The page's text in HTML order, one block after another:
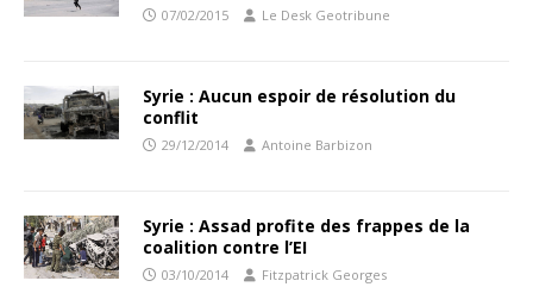
07/02/2015 Le Desk Geotribune
Syrie : Aucun espoir de résolution du
conflit
29/12/2014 Antoine Barbizon
Syrie : Assad profite des frappes de la
coalition contre l’EI
03/10/2014 Fitzpatrick Georges